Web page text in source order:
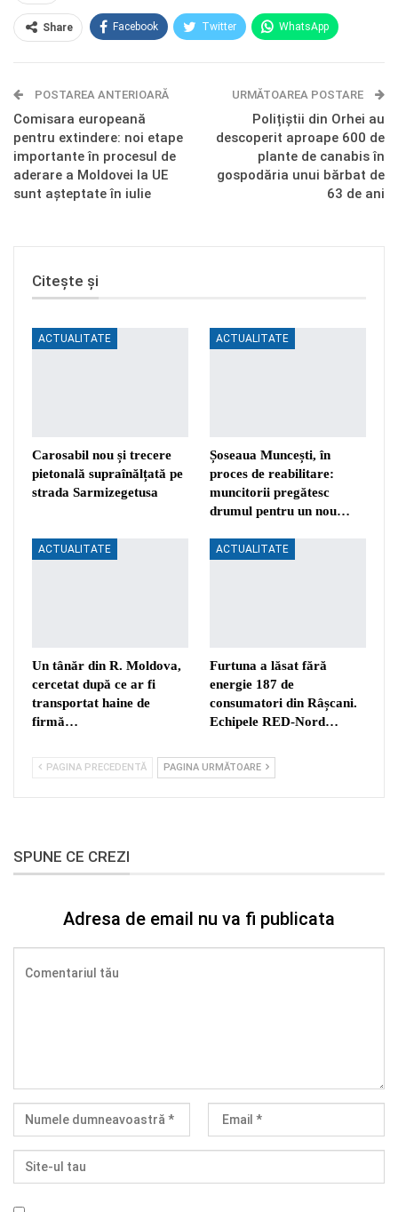
Share Facebook Twitter WhatsApp
Telegram OK.ru
POSTAREA ANTERIOARĂ
Comisara europeană
pentru extindere: noi etape
importante în procesul de
aderare a Moldovei la UE
sunt așteptate în iulie
URMĂTOAREA POSTARE
Polițiștii din Orhei au
descoperit aproape 600 de
plante de canabis în
gospodăria unui bărbat de
63 de ani
Citește și
ACTUALITATE
Carosabil nou și trecere
pietonală supraînălțată pe
strada Sarmizegetusa
ACTUALITATE
Șoseaua Muncești, în
proces de reabilitare:
muncitorii pregătesc
drumul pentru un nou…
ACTUALITATE
Un tânăr din R. Moldova,
cercetat după ce ar fi
transportat haine de
firmă…
ACTUALITATE
Furtuna a lăsat fără
energie 187 de
consumatori din Râșcani.
Echipele RED-Nord…
PAGINA PRECEDENTĂ PAGINA URMĂTOARE
SPUNE CE CREZI
Adresa de email nu va fi publicata